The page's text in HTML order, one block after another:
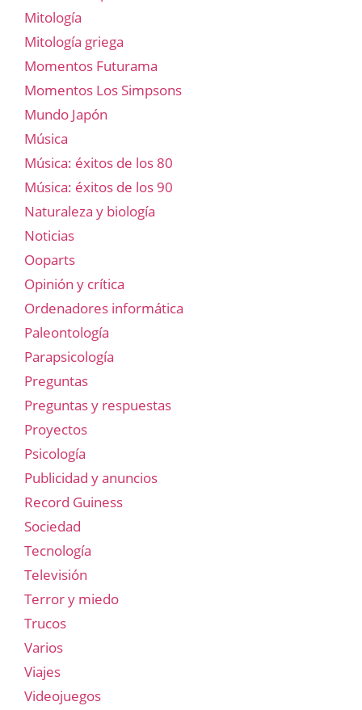
Mitología
Mitología griega
Momentos Futurama
Momentos Los Simpsons
Mundo Japón
Música
Música: éxitos de los 80
Música: éxitos de los 90
Naturaleza y biología
Noticias
Ooparts
Opinión y crítica
Ordenadores informática
Paleontología
Parapsicología
Preguntas
Preguntas y respuestas
Proyectos
Psicología
Publicidad y anuncios
Record Guiness
Sociedad
Tecnología
Televisión
Terror y miedo
Trucos
Varios
Viajes
Videojuegos